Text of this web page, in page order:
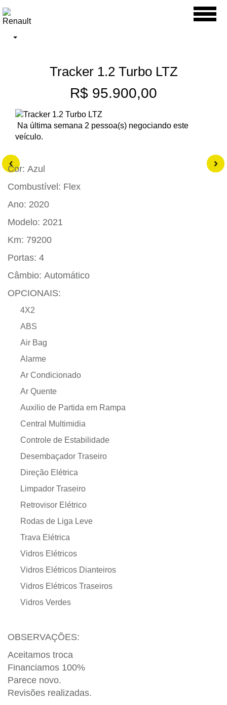
Tracker 1.2 Turbo LTZ
R$ 95.900,00
‹ ›
Na última semana 2 pessoa(s) negociando este
veículo.
Cor: Azul
Combustível: Flex
Ano: 2020
Modelo: 2021
Km: 79200
Portas: 4
Câmbio: Automático
OPCIONAIS:
4X2
ABS
Air Bag
Alarme
Ar Condicionado
Ar Quente
Auxilio de Partida em Rampa
Central Multimidia
Controle de Estabilidade
Desembaçador Traseiro
Direção Elétrica
Limpador Traseiro
Retrovisor Elétrico
Rodas de Liga Leve
Trava Elétrica
Vidros Elétricos
Vidros Elétricos Dianteiros
Vidros Elétricos Traseiros
Vidros Verdes
OBSERVAÇÕES:
Aceitamos troca
Financiamos 100%
Parece novo.
Revisões realizadas.